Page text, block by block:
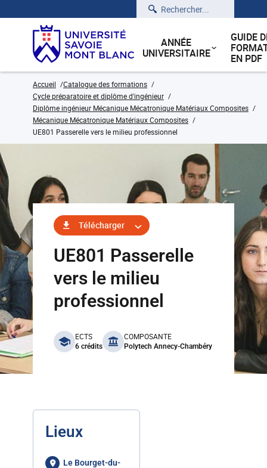
Rechercher
ANNÉE
UNIVERSITAIRE
GUIDE
EN PDF
Accueil
Catalogue des formations
Cycle préparatoire et diplôme d'ingénieur
Diplôme ingénieur Mécanique Mécatronique Matériaux Composites
Mécanique Mécatronique Matériaux Composites
UE801 Passerelle vers le milieu professionnel
Télécharger
UE801 Passerelle
vers le milieu
professionnel
benefits
ECTS
6 crédits
COMPOSANTE
Polytech Annecy-Chambéry
Lieux
Le Bourget-du-